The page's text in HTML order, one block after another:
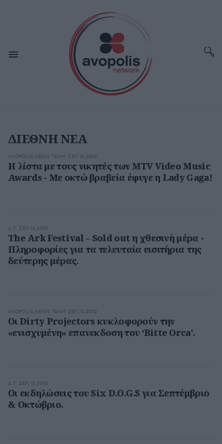
ΔΙΕΘΝΗ ΝΕΑ
AVOPOLIS.NEWS TEAM ΣΕΠ 14,2010
H λίστα με τους νικητές των MTV Video Music
Awards - Με οκτώ βραβεία έφυγε η Lady Gaga!
Δ.Τ. ΣΕΠ 14,2010
The Ark Festival – Sold out η χθεσινή μέρα -
Πληροφορίες για τα τελευταία εισιτήρια της
δεύτερης μέρας.
AVOPOLIS.NEWS TEAM ΣΕΠ 13,2010
Οι Dirty Projectors κυκλοφορούν την
«ενισχυμένη» επανεκδοση του ‘Bitte Orca’.
Δ.Τ. ΣΕΠ 13,2010
Οι εκδηλώσεις του Six D.O.G.S για Σεπτέμβριο
& Οκτώβριο.